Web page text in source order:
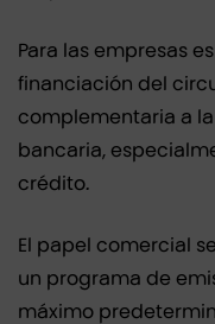
Para las empresas
financiación del
complementaria a
bancaria,
crédito.
El papel comercial
un programa de
máximo